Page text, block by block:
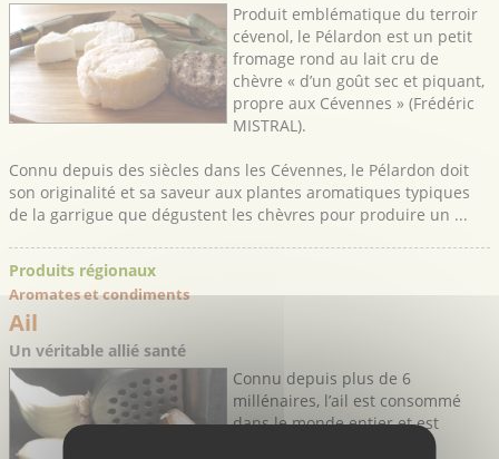
Produit emblématique du terroir
cévenol, le Pélardon est un petit
fromage rond au lait cru de
chèvre « d’un goût sec et piquant,
propre aux Cévennes » (Frédéric
MISTRAL).
Connu depuis des siècles dans les Cévennes, le Pélardon doit
son originalité et sa saveur aux plantes aromatiques typiques
de la garrigue que dégustent les chèvres pour produire un ...
Produits régionaux
Aromates et condiments
Ail
Un véritable allié santé
Connu depuis plus de 6
millénaires, l’ail est consommé
dans le monde entier et est
réputé pour ses propriétés